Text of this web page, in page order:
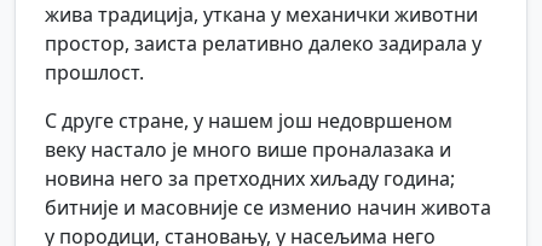
жива традиција, уткана у механички животни
простор, заиста релативно далеко задирала у
прошлост.
С друге стране, у нашем још недовршеном
веку настало је много више проналазака и
новина него за претходних хиљаду година;
битније и масовније се изменио начин живота
у породици, становању, у насељима него